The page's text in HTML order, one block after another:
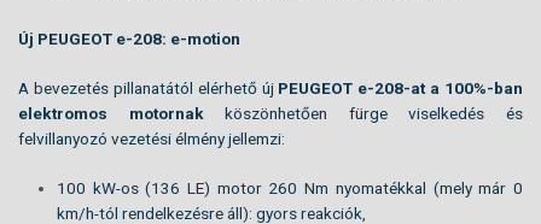
Új PEUGEOT e-208: e-motion
A bevezetés pillanatától elérhető újPEUGEOT e-208-at a 100%-ban
elektromos motornak köszönhetően fürge viselkedés és
felvillanyozó vezetési élmény jellemzi:
100 kW-os (136 LE) motor 260 Nm nyomatékkal (mely már 0
km/h-tól rendelkezésre áll): gyors reakciók,